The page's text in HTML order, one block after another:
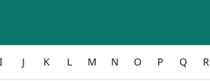
I J K L M N O P Q R